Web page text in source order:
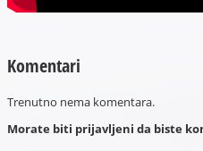
Komentari
Trenutno nema komentara.
Morate biti prijavljeni da biste